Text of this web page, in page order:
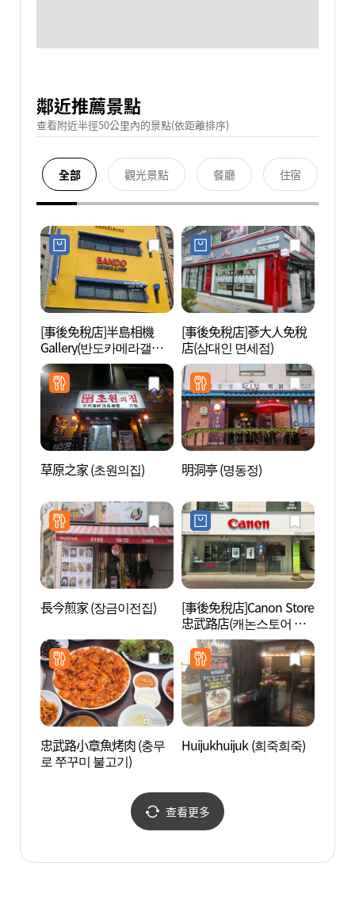
鄰近推薦景點
查看附近半徑50公里內的景點(依距離排序)
全部 觀光景點 餐廳 住宿
[事後免稅店]半島相機
Gallery(반도카메라갤러
리)
[事後免稅店]蔘大人免稅
店(삼대인 면세점)
草原之家 (초원의집) 明洞亭 (명동정)
長今煎家 (장금이전집)
[事後免稅店]Canon Store
忠武路店(캐논스토어 충
무로점)
忠武路小章魚烤肉 (충무
로 쭈꾸미 불고기)
Huijukhuijuk (희죽희죽)
查看更多